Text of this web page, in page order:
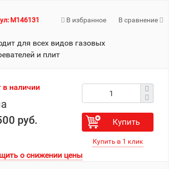
В избранное В сравнение
M146131
для всех видов газовых
и плит
в наличии
руб.
Купить
о снижении цены